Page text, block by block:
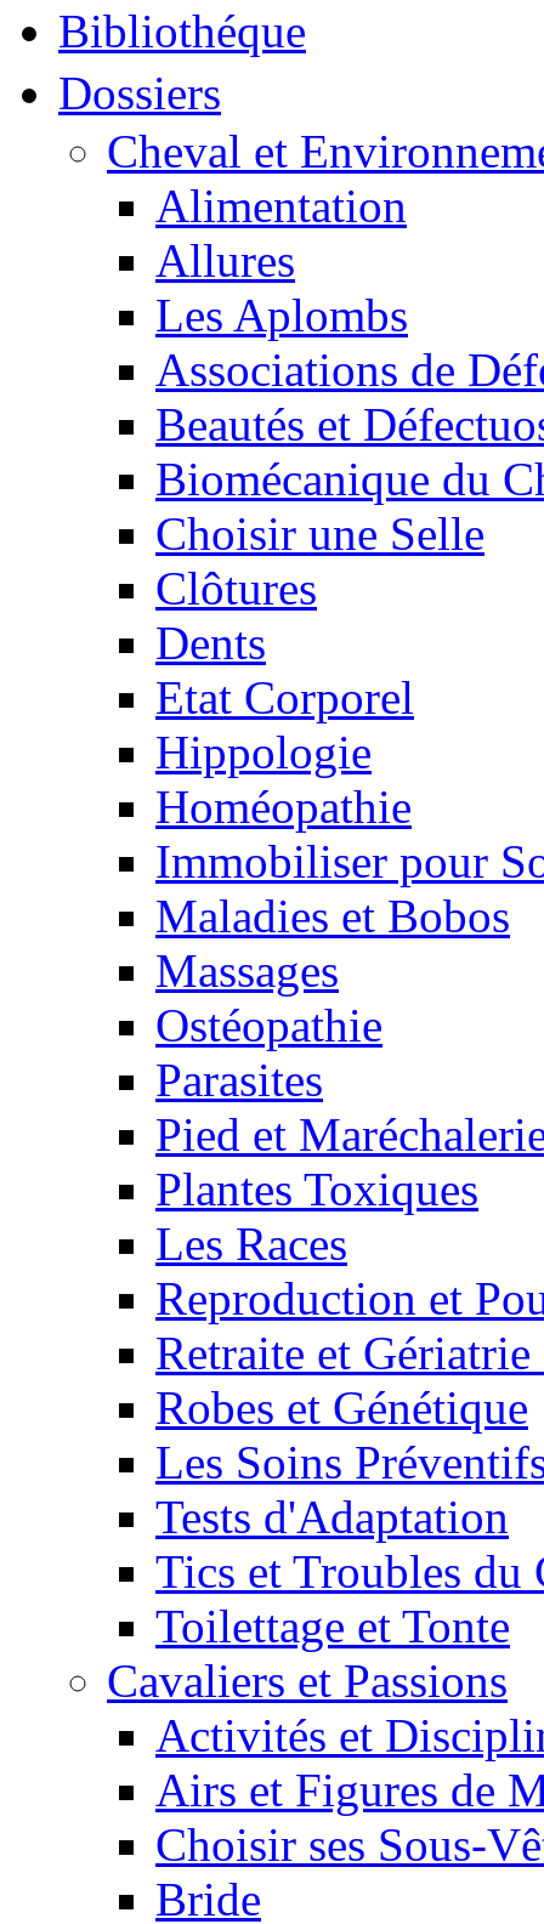
Bibliothéque
Dossiers
Cheval et
Alimentation
Allures
Les Aplombs
Associations de
Beautés et
Biomécanique du
Choisir une Selle
Clôtures
Dents
Etat Corporel
Hippologie
Homéopathie
Immobiliser pour
Maladies et Bobos
Massages
Ostéopathie
Parasites
Pied et
Plantes Toxiques
Les Races
Reproduction et
Retraite et
Robes et Génétique
Les Soins
Tests d'Adaptation
Tics et Troubles du
Toilettage et Tonte
Cavaliers et Passions
Activités et
Airs et Figures de
Choisir ses Sous-
Bride